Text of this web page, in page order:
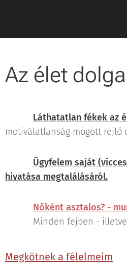
Az élet
Láthatatlan fékek az
motiválatlanság mögött rejlő
Ügyfelem saját
hivatása megtalálásáról.
Nőként asztalos? -
Minden fejben - illetve
Megkötnek a félelmeim